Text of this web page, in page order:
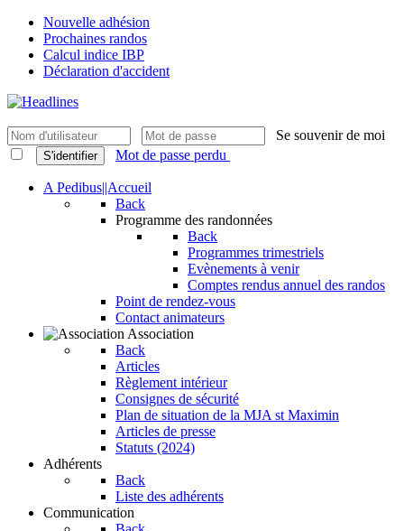
Nouvelle adhésion
Prochaines randos
Calcul indice IBP
Déclaration d'accident
Se souvenir de moi
S'identifier Mot de passe perdu
A Pedibus||Accueil
Back
Programme des randonnées
Back
Programmes trimestriels
Evènements à venir
Comptes rendus annuel des randos
Point de rendez-vous
Contact animateurs
Association
Back
Articles
Règlement intérieur
Consignes de sécurité
Plan de situation de la MJA st Maximin
Articles de presse
Statuts (2024)
Adhérents
Back
Liste des adhérents
Communication